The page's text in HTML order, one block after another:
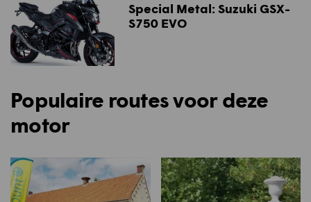
Special Metal: Suzuki GSX-
S750 EVO
Populaire routes voor deze
motor